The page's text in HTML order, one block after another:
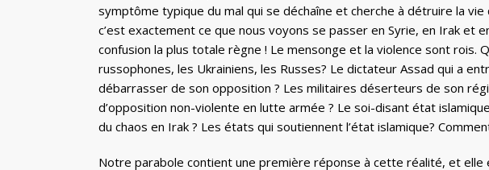
symptôme typique du mal qui se déchaîne et cherche à détruire la
c’est exactement ce que nous voyons se passer en Syrie, en Irak et
confusion la plus totale règne ! Le mensonge et la violence sont rois.
russophones, les Ukrainiens, les Russes? Le dictateur Assad qui a
débarrasser de son opposition ? Les militaires déserteurs de son
d’opposition non-violente en lutte armée ? Le soi-disant état
du chaos en Irak ? Les états qui soutiennent l’état islamique?
Notre parabole contient une première réponse à cette réalité, et elle